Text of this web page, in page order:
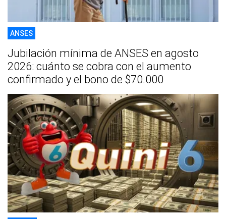
ANSES
Jubilación mínima de ANSES en agosto
2026: cuánto se cobra con el aumento
confirmado y el bono de $70.000